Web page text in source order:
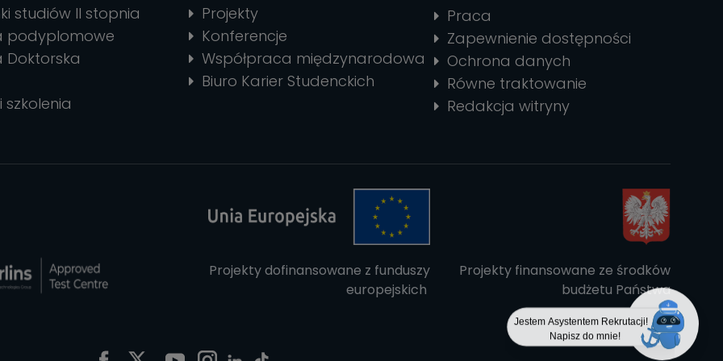
studiów II stopnia
podyplomowe
Doktorska
szkolenia
Projekty
Konferencje
Współpraca międzynarodowa
Biuro Karier Studenckich
Praca
Zapewnienie dostępności
Ochrona danych
Równe traktowanie
Redakcja witryny
Projekty dofinansowane z funduszy
europejskich
Projekty finansowane ze środków
budżetu Państwa